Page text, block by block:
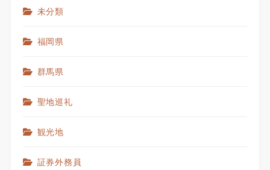
未分類
福岡県
群馬県
聖地巡礼
観光地
証券外務員